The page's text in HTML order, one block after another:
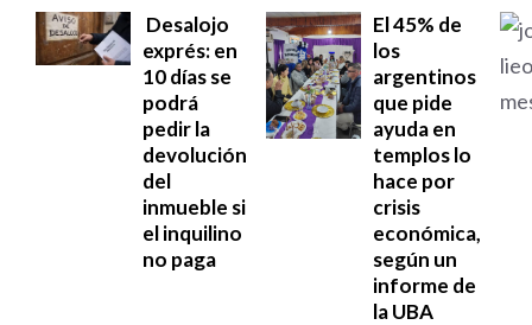
Desalojo
exprés: en
10 días se
podrá
pedir la
devolución
del
inmueble si
el inquilino
no paga
El 45% de
los
argentinos
que pide
ayuda en
templos lo
hace por
crisis
económica,
según un
informe de
la UBA